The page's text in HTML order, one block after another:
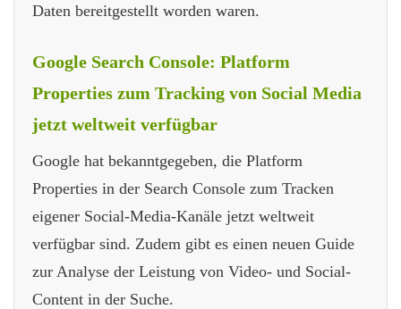
Daten bereitgestellt worden waren.
Google Search Console: Platform
Properties zum Tracking von Social Media
jetzt weltweit verfügbar
Google hat bekanntgegeben, die Platform
Properties in der Search Console zum Tracken
eigener Social-Media-Kanäle jetzt weltweit
verfügbar sind. Zudem gibt es einen neuen Guide
zur Analyse der Leistung von Video- und Social-
Content in der Suche.